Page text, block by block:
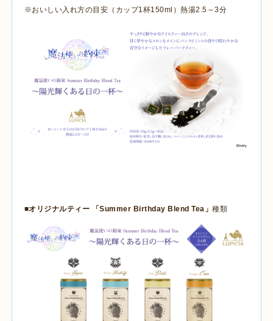
※おいしい入れ方の目安（カップ1杯150ml ）熱湯2.5 ～3分
■オリジナルティー 「Summer Birthday Blend Tea 」種類